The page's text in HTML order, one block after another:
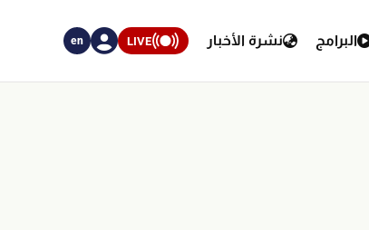
البرامج نشرة الأخبار LIVE
en